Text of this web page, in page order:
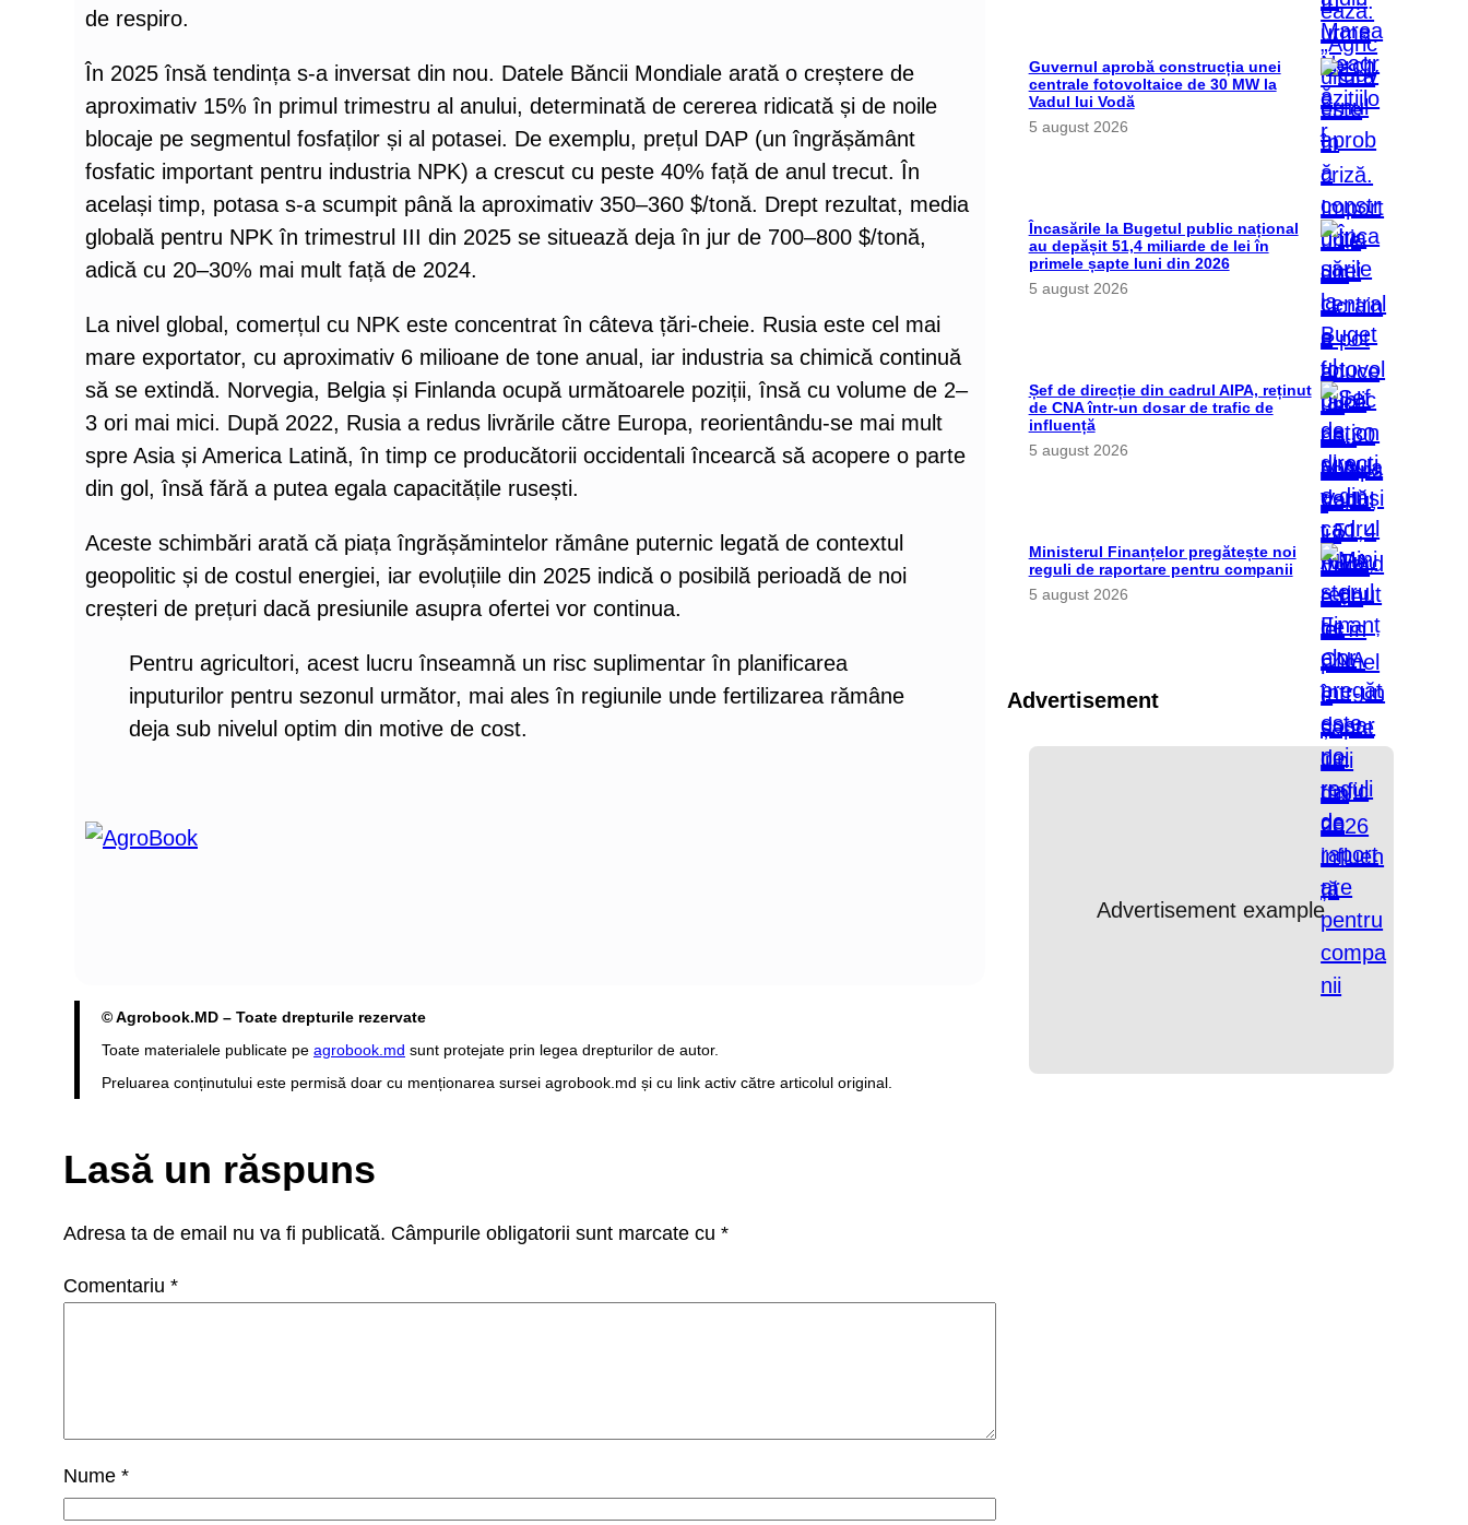
de respiro.
În 2025 însă tendința s-a inversat din nou. Datele Băncii Mondiale arată o creștere de
aproximativ 15% în primul trimestru al anului, determinată de cererea ridicată și de noile
blocaje pe segmentul fosfaților și al potasei. De exemplu, prețul DAP (un îngrășământ
fosfatic important pentru industria NPK) a crescut cu peste 40% față de anul trecut. În
același timp, potasa s-a scumpit până la aproximativ 350–360 $/tonă. Drept rezultat, media
globală pentru NPK în trimestrul III din 2025 se situează deja în jur de 700–800 $/tonă,
adică cu 20–30% mai mult față de 2024.
La nivel global, comerțul cu NPK este concentrat în câteva țări-cheie. Rusia este cel mai
mare exportator, cu aproximativ 6 milioane de tone anual, iar industria sa chimică continuă
să se extindă. Norvegia, Belgia și Finlanda ocupă următoarele poziții, însă cu volume de 2–
3 ori mai mici. După 2022, Rusia a redus livrările către Europa, reorientându-se mai mult
spre Asia și America Latină, în timp ce producătorii occidentali încearcă să acopere o parte
din gol, însă fără a putea egala capacitățile rusești.
Aceste schimbări arată că piața îngrășămintelor rămâne puternic legată de contextul
geopolitic și de costul energiei, iar evoluțiile din 2025 indică o posibilă perioadă de noi
creșteri de prețuri dacă presiunile asupra ofertei vor continua.
Pentru agricultori, acest lucru înseamnă un risc suplimentar în planificarea
inputurilor pentru sezonul următor, mai ales în regiunile unde fertilizarea rămâne
deja sub nivelul optim din motive de cost.
© Agrobook.MD – Toate drepturile rezervate
Toate materialele publicate pe agrobook.md sunt protejate prin legea drepturilor de autor.
Preluarea conținutului este permisă doar cu menționarea sursei agrobook.md și cu link activ către articolul original.
Lasă un răspuns
Adresa ta de email nu va fi publicată. Câmpurile obligatorii sunt marcate cu *
Comentariu *
Nume *
Guvernul aprobă construcția unei
centrale fotovoltaice de 30 MW la
Vadul lui Vodă
5 august 2026
Încasările la Bugetul public național
au depășit 51,4 miliarde de lei în
primele șapte luni din 2026
5 august 2026
Șef de direcție din cadrul AIPA, reținut
de CNA într-un dosar de trafic de
influență
5 august 2026
Ministerul Finanțelor pregătește noi
reguli de raportare pentru companii
5 august 2026
Advertisement
Advertisement example